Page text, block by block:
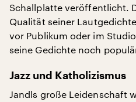
Schallplatte veröffentlicht.
Qualität seiner
vor Publikum oder im
seine Gedichte noch
Jazz und Katholizismus
Jandls große Leidenschaft